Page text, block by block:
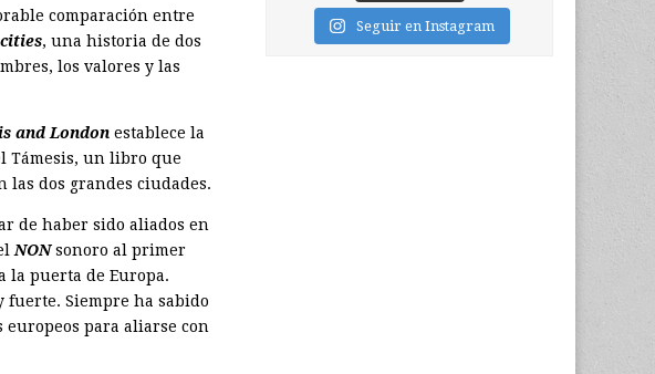
comparación entre
, una historia de dos
los valores y las
and London establece la
Támesis, un libro que
las dos grandes ciudades.
de haber sido aliados en
NONsonoro al primer
la puerta de Europa.
Siempre ha sabido
europeos para aliarse con
Seguir en Instagram